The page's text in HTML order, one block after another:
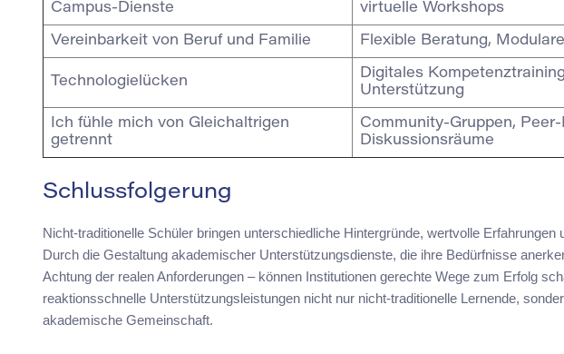
Campus-Dienste
virtuelle Workshops
Vereinbarkeit von Beruf und Familie Flexible Beratung,
Technologielücken
Digitales
Unterstützung
Ich fühle mich von Gleichaltrigen
getrennt
Community-Gruppen,
Diskussionsräume
Schlussfolgerung
Nicht-traditionelle Schüler bringen unterschiedliche Hintergründe, wertvolle Erfahrungen
Durch die Gestaltung akademischer Unterstützungsdienste, die ihre Bedürfnisse
Achtung der realen Anforderungen – können Institutionen gerechte Wege zum Erfolg
reaktionsschnelle Unterstützungsleistungen nicht nur nicht-traditionelle Lernende,
akademische Gemeinschaft.